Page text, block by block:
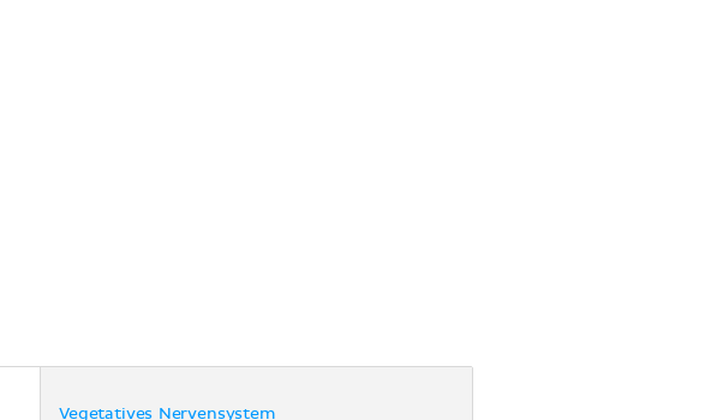
Vegetatives Nervensystem